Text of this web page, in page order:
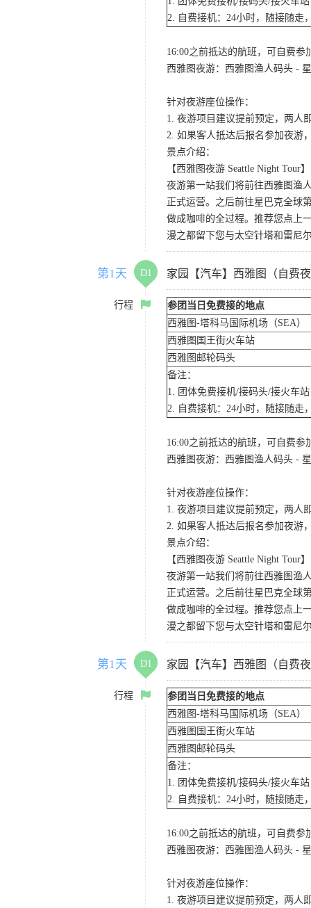
2. 自费接机：24小时，随接随走
16:00之前抵达的航班，可自费参
西雅图夜游：西雅图渔人码头 -
针对夜游座位操作：
1. 夜游项目建议提前预定，两人
2. 如果客人抵达后报名参加夜游
景点介绍：
【西雅图夜游 Seattle Night Tour】
夜游第一站我们将前往西雅图渔
正式运营。之后前往星巴克全球
做成咖啡的全过程。推荐您点上
漫之都留下您与太空针塔和雷尼
第1天 D1 家园【汽车】西雅图（自费
行程
参团当日免费接的地点
西雅图-塔科马国际机场（SEA）
西雅图国王街火车站
西雅图邮轮码头
备注：
1. 团体免费接机/接码头/接火车
2. 自费接机：24小时，随接随走
16:00之前抵达的航班，可自费参
西雅图夜游：西雅图渔人码头 -
针对夜游座位操作：
1. 夜游项目建议提前预定，两人
2. 如果客人抵达后报名参加夜游
景点介绍：
【西雅图夜游 Seattle Night Tour】
夜游第一站我们将前往西雅图渔
正式运营。之后前往星巴克全球
做成咖啡的全过程。推荐您点上
漫之都留下您与太空针塔和雷尼
第1天 D1 家园【汽车】西雅图（自费
行程
参团当日免费接的地点
西雅图-塔科马国际机场（SEA）
西雅图国王街火车站
西雅图邮轮码头
备注：
1. 团体免费接机/接码头/接火车
2. 自费接机：24小时，随接随走
16:00之前抵达的航班，可自费参
西雅图夜游：西雅图渔人码头 -
针对夜游座位操作：
1. 夜游项目建议提前预定，两人